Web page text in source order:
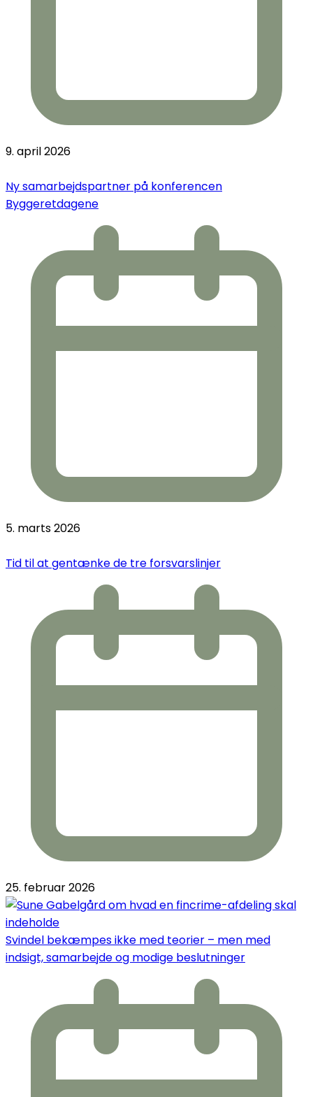
9. april 2026
Ny samarbejdspartner på konferencen
Byggeretdagene
5. marts 2026
Tid til at gentænke de tre forsvarslinjer
25. februar 2026
Svindel bekæmpes ikke med teorier – men med
indsigt, samarbejde og modige beslutninger